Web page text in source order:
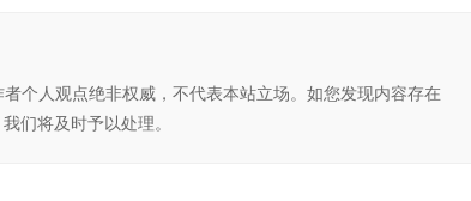
个人观点绝非权威，不代表本站立场。如您发现内容存在
们将及时予以处理。